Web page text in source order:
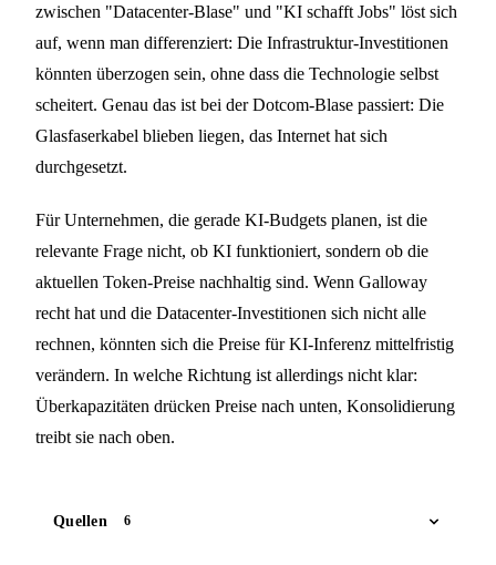
zwischen "Datacenter-Blase" und "KI schafft Jobs" löst sich
auf, wenn man differenziert: Die Infrastruktur-Investitionen
könnten überzogen sein, ohne dass die Technologie selbst
scheitert. Genau das ist bei der Dotcom-Blase passiert: Die
Glasfaserkabel blieben liegen, das Internet hat sich
durchgesetzt.
Für Unternehmen, die gerade KI-Budgets planen, ist die
relevante Frage nicht, ob KI funktioniert, sondern ob die
aktuellen Token-Preise nachhaltig sind. Wenn Galloway
recht hat und die Datacenter-Investitionen sich nicht alle
rechnen, könnten sich die Preise für KI-Inferenz mittelfristig
verändern. In welche Richtung ist allerdings nicht klar:
Überkapazitäten drücken Preise nach unten, Konsolidierung
treibt sie nach oben.
Quellen 6